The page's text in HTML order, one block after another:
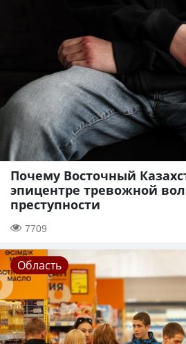
Почему Восточный
эпицентре тревожной
преступности
7709
Область